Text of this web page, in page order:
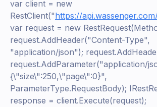
var client = new
RestClient("https://
var request = new
request.AddHeader("Content-Type",
"application/json");
request.AddParameter("application/
{\"size\":250,\"page\":0}",
ParameterType.RequestBody);
response = client.Execute(request);